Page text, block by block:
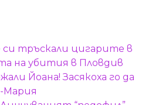
тръскали цигарите в
на убития в Пловдив
Йоана! Засякоха го да
Мария